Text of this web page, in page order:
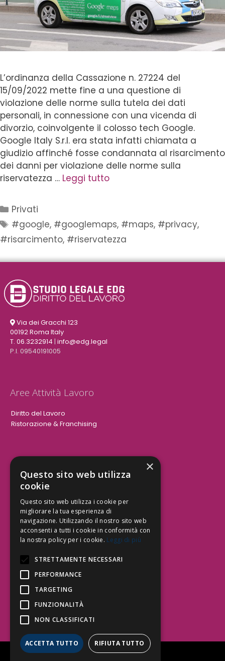
L’ordinanza della Cassazione n. 27224 del
15/09/2022 mette fine a una questione di
violazione delle norme sulla tutela dei dati
personali, in connessione con una vicenda di
divorzio, coinvolgente il colosso tech Google.
Google Italy S.r.l. era stata infatti chiamata a
giudizio affinché fosse condannata al risarcimento
dei danni per violazione delle norme sulla
riservatezza … Leggi tutto
Privati
#google, #googlemaps, #maps, #privacy,
#risarcimento, #riservatezza
Via dei Gracchi 123
00192 Roma Italy
T. 06.3232914 | info@edg.legal
P.I. 09540191005
Aree Attività Lavoro
Diritto del Lavoro
Ristorazione & Franchising
Aree Attività Civile
Tutele del Credito
Responsabilità Civile
Contrattualistica
Segui lo Studio EDG sui social.
Invia messaggio
T. 06.3232914
info@edg.legal
Privacy Policy|Cookie Policy
×
Questo sito web utilizza
cookie
Questo sito web utilizza i cookie per
migliorare la tua esperienza di
navigazione. Utilizzando il nostro sito web
acconsenti a tutti i cookie in conformità con
la nostra policy per i cookie. Leggi di più
STRETTAMENTE NECESSARI
PERFORMANCE
TARGETING
FUNZIONALITÀ
NON CLASSIFICATI
ACCETTA TUTTO RIFIUTA TUTTO